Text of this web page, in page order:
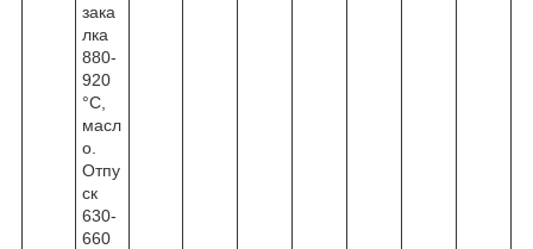
зака
лка
880-
920
°С,
масл
о.
Отпу
ск
630-
660